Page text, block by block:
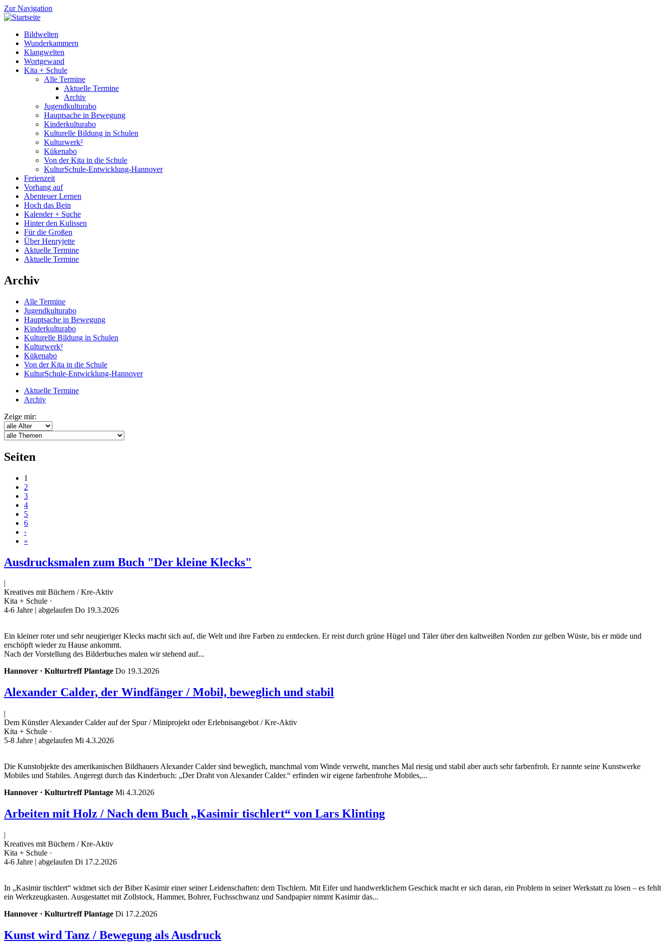
Zur Navigation
Bildwelten
Wunderkammern
Klangwelten
Wortgewand
Kita + Schule
Alle Termine
Aktuelle Termine
Archiv
Jugendkulturabo
Hauptsache in Bewegung
Kinderkulturabo
Kulturelle Bildung in Schulen
Kulturwerk²
Kükenabo
Von der Kita in die Schule
KulturSchule-Entwicklung-Hannover
Ferienzeit
Vorhang auf
Abenteuer Lernen
Hoch das Bein
Kalender + Suche
Hinter den Kulissen
Für die Großen
Über Henryjette
Aktuelle Termine
Aktuelle Termine
Archiv
Alle Termine
Jugendkulturabo
Hauptsache in Bewegung
Kinderkulturabo
Kulturelle Bildung in Schulen
Kulturwerk²
Kükenabo
Von der Kita in die Schule
KulturSchule-Entwicklung-Hannover
Aktuelle Termine
Archiv
Zeige mir:
Seiten
1
2
3
4
5
6
›
»
Ausdrucksmalen zum Buch "Der kleine Klecks"
|
Kreatives mit Büchern / Kre-Aktiv
Kita + Schule ·
4-6 Jahre | abgelaufen Do 19.3.2026
Ein kleiner roter und sehr neugieriger Klecks macht sich auf, die Welt und ihre Farben zu entdecken. Er reist durch grüne Hügel und Täler über den kaltweißen Norden zur gelben Wüste, bis er müde und
erschöpft wieder zu Hause ankommt.
Nach der Vorstellung des Bilderbuches malen wir stehend auf...
Hannover · Kulturtreff Plantage Do 19.3.2026
Alexander Calder, der Windfänger / Mobil, beweglich und stabil
|
Dem Künstler Alexander Calder auf der Spur / Miniprojekt oder Erlebnisangebot / Kre-Aktiv
Kita + Schule ·
5-8 Jahre | abgelaufen Mi 4.3.2026
Die Kunstobjekte des amerikanischen Bildhauers Alexander Calder sind beweglich, manchmal vom Winde verweht, manches Mal riesig und stabil aber auch sehr farbenfroh. Er nannte seine Kunstwerke
Mobiles und Stabiles. Angeregt durch das Kinderbuch: „Der Draht von Alexander Calder.“ erfinden wir eigene farbenfrohe Mobiles,...
Hannover · Kulturtreff Plantage Mi 4.3.2026
Arbeiten mit Holz / Nach dem Buch „Kasimir tischlert“ von Lars Klinting
|
Kreatives mit Büchern / Kre-Aktiv
Kita + Schule ·
4-6 Jahre | abgelaufen Di 17.2.2026
In „Kasimir tischlert“ widmet sich der Biber Kasimir einer seiner Leidenschaften: dem Tischlern. Mit Eifer und handwerklichem Geschick macht er sich daran, ein Problem in seiner Werkstatt zu lösen – es fehlt
ein Werkzeugkasten. Ausgestattet mit Zollstock, Hammer, Bohrer, Fuchsschwanz und Sandpapier nimmt Kasimir das...
Hannover · Kulturtreff Plantage Di 17.2.2026
Kunst wird Tanz / Bewegung als Ausdruck